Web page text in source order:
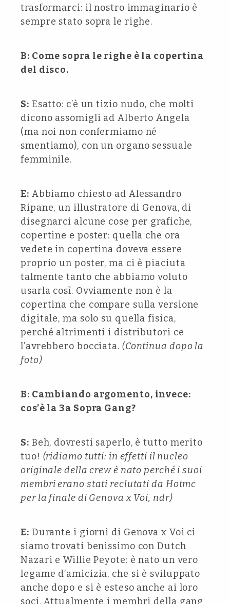
trasformarci: il nostro immaginario è
sempre stato sopra le righe.
B: Come sopra le righe è la copertina
del disco.
S: Esatto: c’è un tizio nudo, che molti
dicono assomigli ad Alberto Angela
(ma noi non confermiamo né
smentiamo), con un organo sessuale
femminile.
E: Abbiamo chiesto ad Alessandro
Ripane, un illustratore di Genova, di
disegnarci alcune cose per grafiche,
copertine e poster: quella che ora
vedete in copertina doveva essere
proprio un poster, ma ci è piaciuta
talmente tanto che abbiamo voluto
usarla così. Ovviamente non è la
copertina che compare sulla versione
digitale, ma solo su quella fisica,
perché altrimenti i distributori ce
l’avrebbero bocciata. (Continua dopo la
foto)
B: Cambiando argomento, invece:
cos’è la 3a Sopra Gang?
S: Beh, dovresti saperlo, è tutto merito
tuo! (ridiamo tutti: in effetti il nucleo
originale della crew è nato perché i suoi
membri erano stati reclutati da Hotmc
per la finale di Genova x Voi, ndr)
E: Durante i giorni di Genova x Voi ci
siamo trovati benissimo con Dutch
Nazari e Willie Peyote: è nato un vero
legame d’amicizia, che si è sviluppato
anche dopo e si è esteso anche ai loro
soci. Attualmente i membri della gang